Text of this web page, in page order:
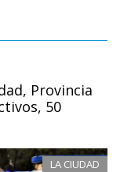
Provincia
50
LA CIUDAD